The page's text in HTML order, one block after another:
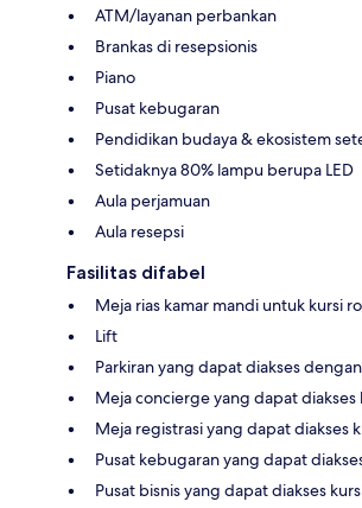
ATM/layanan perbankan
Brankas di resepsionis
Piano
Pusat kebugaran
Pendidikan budaya & ekosistem
Setidaknya 80% lampu berupa LED
Aula perjamuan
Aula resepsi
Fasilitas difabel
Meja rias kamar mandi untuk kursi
Lift
Parkiran yang dapat diakses
Meja concierge yang dapat diakses
Meja registrasi yang dapat diakses
Pusat kebugaran yang dapat
Pusat bisnis yang dapat diakses